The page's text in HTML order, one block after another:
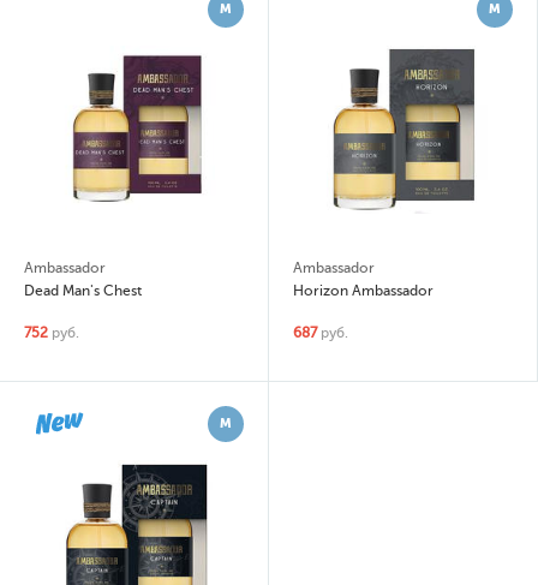
М
Ambassador
Dead Man's Chest
752 руб.
М
Ambassador
Horizon Ambassador
687 руб.
М